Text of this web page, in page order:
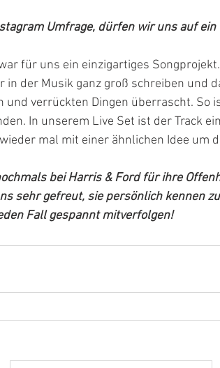
Umfrage, dürfen wir uns auf ein
für uns ein einzigartiges
der Musik ganz groß schreiben und
und verrückten Dingen überrascht. So
In unserem Live Set ist der Track
mal mit einer ähnlichen Idee um
bei Harris & Ford für ihre
sehr gefreut, sie persönlich kennen
Fall gespannt mitverfolgen!